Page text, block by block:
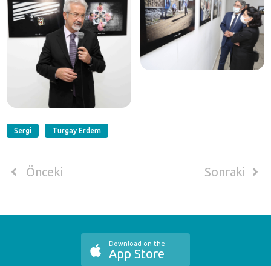
Sergi Turgay Erdem
Önceki Sonraki
Download on the
App Store